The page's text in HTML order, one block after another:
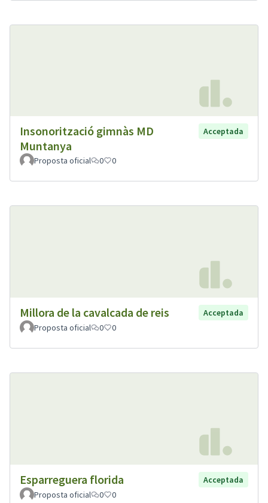
Insonorització gimnàs MD
Muntanya
Acceptada
Proposta oficial 0 0
Millora de la cavalcada de reis
Acceptada
Proposta oficial
0 0
Esparreguera florida
Acceptada
Proposta oficial
0 0